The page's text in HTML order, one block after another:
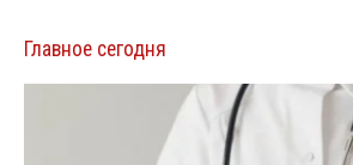
Главное сегодня